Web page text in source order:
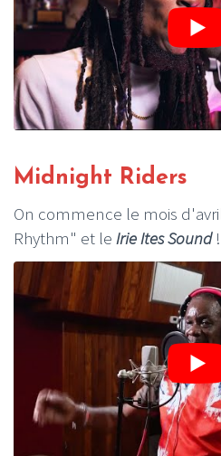
Midnight Riders
On commence le mois
Rhythm" et le Irie Ites Sound!